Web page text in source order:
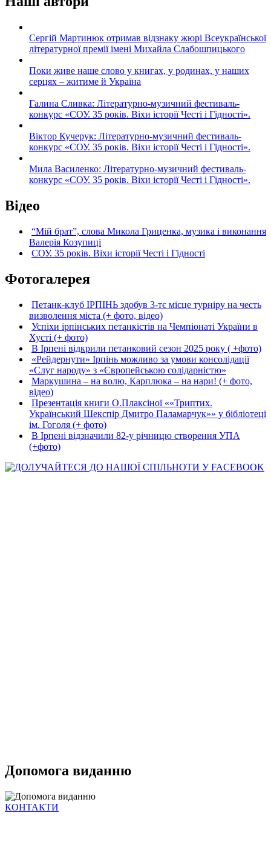
Сергій Мартинюк отримав відзнаку жюрі Всеукраїнської
літературної премії імені Михайла Слабошпицького
Поки живе наше слово у книгах, у родинах, у наших
серцях – житиме й Україна
Галина Сливка: Літературно-музичний фестиваль-
конкурс «СОУ. 35 років. Віхи історії Честі і Гідності».
Віктор Кучерук: Літературно-музичний фестиваль-
конкурс «СОУ. 35 років. Віхи історії Честі і Гідності».
Мила Василенко: Літературно-музичний фестиваль-
конкурс «СОУ. 35 років. Віхи історії Честі і Гідності».
Відео
“Мій брат”, слова Микола Гриценка, музика і виконання
Валерія Козупиці
СОУ. 35 років. Віхи історії Честі і Гідності
Фотогалерея
Петанк-клуб ІРПІНЬ здобув 3-тє місце турніру на честь
визволення міста (+ фото, відео)
Успіхи ірпінських петанкістів на Чемпіонаті України в
Хусті (+ фото)
В Ірпені відкрили петанковий сезон 2025 року ( +фото)
«Рейдернути» Ірпінь можливо за умови консолідації
«Слуг народу» з «Європейською солідарністю»
Маркушина – на волю, Карплюка – на нари! (+ фото,
відео)
Презентація книги О.Плаксіної ««Триптих.
Український Шекспір Дмитро Паламарчук»» у бібліотеці
ім. Гоголя (+ фото)
В Ірпені відзначили 82-у річницю створення УПА
(+фото)
Допомога виданню
КОНТАКТИ